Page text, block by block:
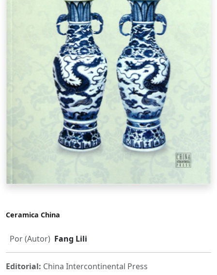
Ceramica China
Por (Autor) Fang Lili
Editorial: China Intercontinental Press